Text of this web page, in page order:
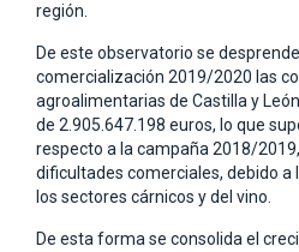
región.
De este observatorio se
comercialización 2019/2020 las
agroalimentarias de Castilla y
de 2.905.647.198 euros, lo que
respecto a la campaña 2018/
dificultades comerciales, debido a
los sectores cárnicos y del vino.
De esta forma se consolida el